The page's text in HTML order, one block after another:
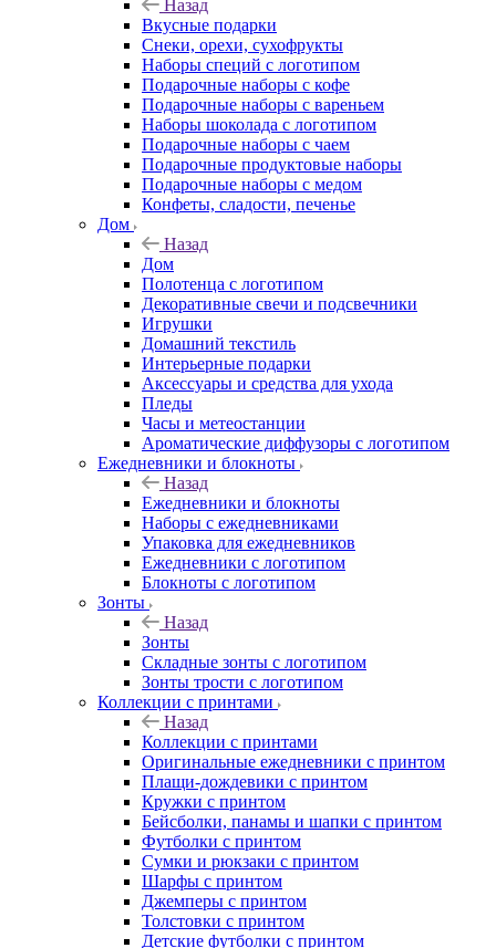
Назад
Вкусные подарки
Снеки, орехи, сухофрукты
Наборы специй с логотипом
Подарочные наборы с кофе
Подарочные наборы с вареньем
Наборы шоколада с логотипом
Подарочные наборы с чаем
Подарочные продуктовые наборы
Подарочные наборы с медом
Конфеты, сладости, печенье
Дом
Назад
Дом
Полотенца с логотипом
Декоративные свечи и подсвечники
Игрушки
Домашний текстиль
Интерьерные подарки
Аксессуары и средства для ухода
Пледы
Часы и метеостанции
Ароматические диффузоры с логотипом
Ежедневники и блокноты
Назад
Ежедневники и блокноты
Наборы с ежедневниками
Упаковка для ежедневников
Ежедневники с логотипом
Блокноты с логотипом
Зонты
Назад
Зонты
Складные зонты с логотипом
Зонты трости с логотипом
Коллекции с принтами
Назад
Коллекции с принтами
Оригинальные ежедневники с принтом
Плащи-дождевики с принтом
Кружки с принтом
Бейсболки, панамы и шапки с принтом
Футболки с принтом
Сумки и рюкзаки с принтом
Шарфы с принтом
Джемперы с принтом
Толстовки с принтом
Детские футболки с принтом